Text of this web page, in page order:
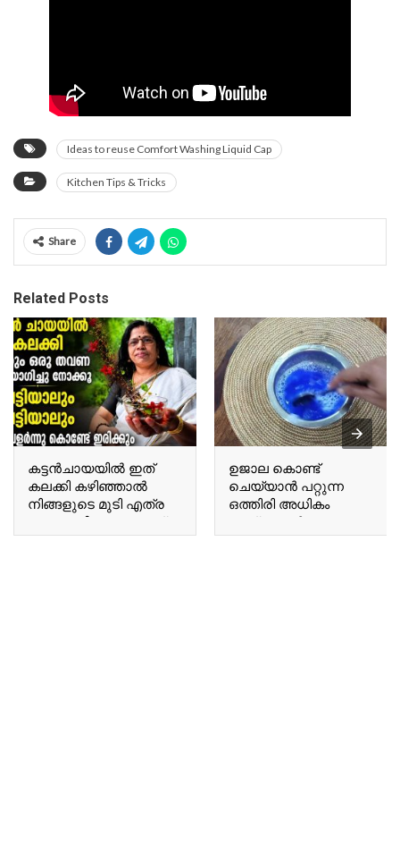
Ideas to reuse Comfort Washing Liquid Cap
Kitchen Tips & Tricks
Share
Related Posts
കട്ടൻചായയിൽ ഇത്
കലക്കി കഴിഞ്ഞാൽ
നിങ്ങളുടെ മുടി എത്ര
നരച്ച മുടിയും കറുത്ത്
കിട്ടും Once you mix this
ഉജാല കൊണ്ട്
ചെയ്യാൻ പറ്റുന്ന
ഒത്തിരി അധികം
കാര്യങ്ങൾ Many
things you can do with